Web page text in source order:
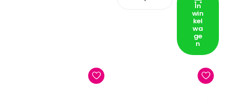
In
win
kel
wa
ge
n